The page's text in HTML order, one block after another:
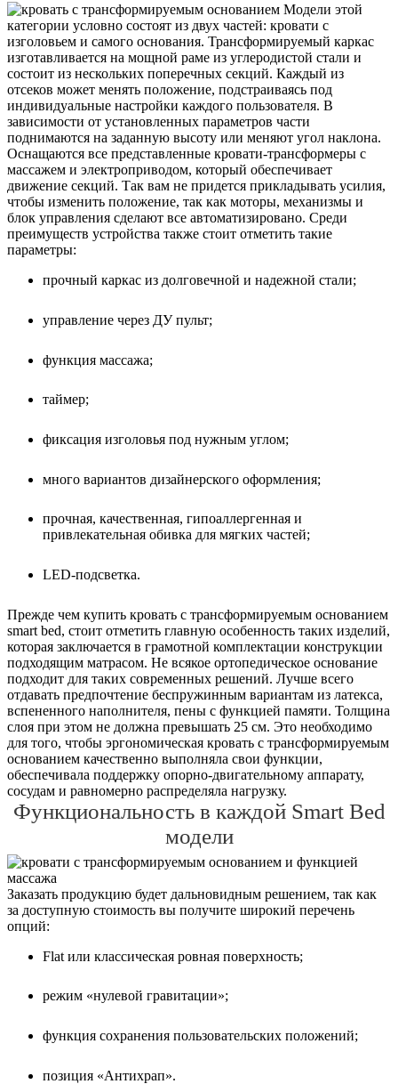
Модели этой
категории условно состоят из двух частей: кровати с
изголовьем и самого основания. Трансформируемый каркас
изготавливается на мощной раме из углеродистой стали и
состоит из нескольких поперечных секций. Каждый из
отсеков может менять положение, подстраиваясь под
индивидуальные настройки каждого пользователя. В
зависимости от установленных параметров части
поднимаются на заданную высоту или меняют угол наклона.
Оснащаются все представленные кровати-трансформеры с
массажем и электроприводом, который обеспечивает
движение секций. Так вам не придется прикладывать усилия,
чтобы изменить положение, так как моторы, механизмы и
блок управления сделают все автоматизировано. Среди
преимуществ устройства также стоит отметить такие
параметры:
прочный каркас из долговечной и надежной стали;
управление через ДУ пульт;
функция массажа;
таймер;
фиксация изголовья под нужным углом;
много вариантов дизайнерского оформления;
прочная, качественная, гипоаллергенная и
привлекательная обивка для мягких частей;
LED-подсветка.
Прежде чем купить кровать с трансформируемым основанием
smart bed, стоит отметить главную особенность таких изделий,
которая заключается в грамотной комплектации конструкции
подходящим матрасом. Не всякое ортопедическое основание
подходит для таких современных решений. Лучше всего
отдавать предпочтение беспружинным вариантам из латекса,
вспененного наполнителя, пены с функцией памяти. Толщина
слоя при этом не должна превышать 25 см. Это необходимо
для того, чтобы эргономическая кровать с трансформируемым
основанием качественно выполняла свои функции,
обеспечивала поддержку опорно-двигательному аппарату,
сосудам и равномерно распределяла нагрузку.
Функциональность в каждой Smart Bed
модели
Заказать продукцию будет дальновидным решением, так как
за доступную стоимость вы получите широкий перечень
опций:
Flat или классическая ровная поверхность;
режим «нулевой гравитации»;
функция сохранения пользовательских положений;
позиция «Антихрап».